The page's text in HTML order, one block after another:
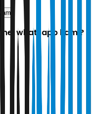
whatsapp kami?